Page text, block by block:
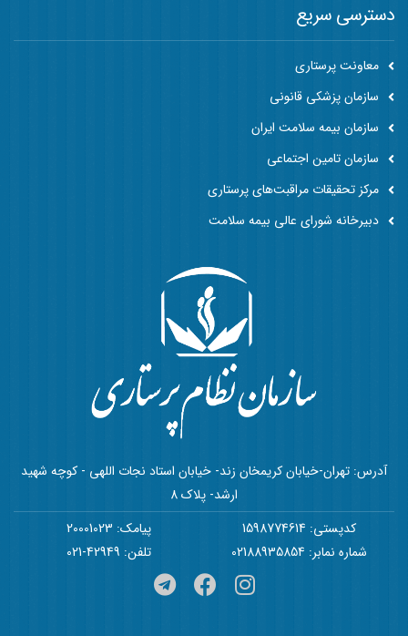
آدرس: تهران-خیابان کریمخان زند- خیابان استاد نجات اللهی - کوچه شهید
ارشد- پلاک 8
کدپستی: 1598774614
پیامک: 20001023
شماره نمابر: 02188935854
تلفن: 42949-021
دسترسی سریع
معاونت پرستاری
سازمان پزشکی قانونی
سازمان بیمه سلامت ایران
سازمان تامین اجتماعی
مرکز تحقیقات مراقبت‌های پرستاری
دبیرخانه شورای عالی بیمه سلامت